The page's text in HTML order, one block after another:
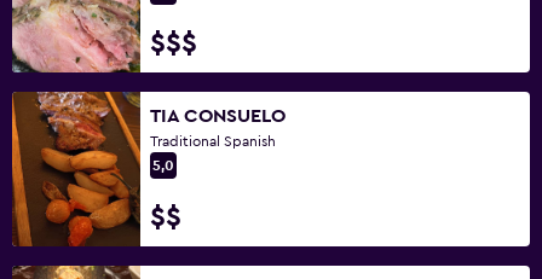
$$$
TIA CONSUELO
Traditional Spanish
5,0
$$